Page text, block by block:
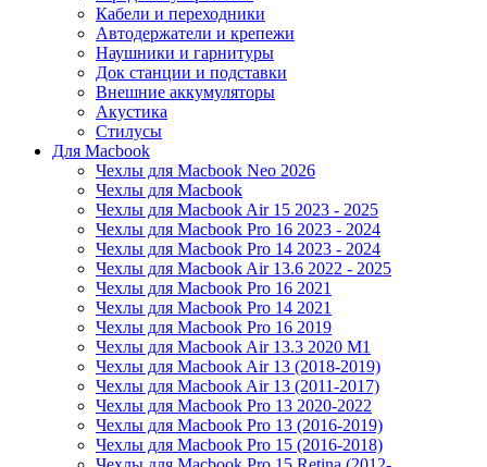
Кабели и переходники
Автодержатели и крепежи
Наушники и гарнитуры
Док станции и подставки
Внешние аккумуляторы
Акустика
Стилусы
Для Macbook
Чехлы для Macbook Neo 2026
Чехлы для Macbook
Чехлы для Macbook Air 15 2023 - 2025
Чехлы для Macbook Pro 16 2023 - 2024
Чехлы для Macbook Pro 14 2023 - 2024
Чехлы для Macbook Air 13.6 2022 - 2025
Чехлы для Macbook Pro 16 2021
Чехлы для Macbook Pro 14 2021
Чехлы для Macbook Pro 16 2019
Чехлы для Macbook Air 13.3 2020 M1
Чехлы для Macbook Air 13 (2018-2019)
Чехлы для Macbook Air 13 (2011-2017)
Чехлы для Macbook Pro 13 2020-2022
Чехлы для Macbook Pro 13 (2016-2019)
Чехлы для Macbook Pro 15 (2016-2018)